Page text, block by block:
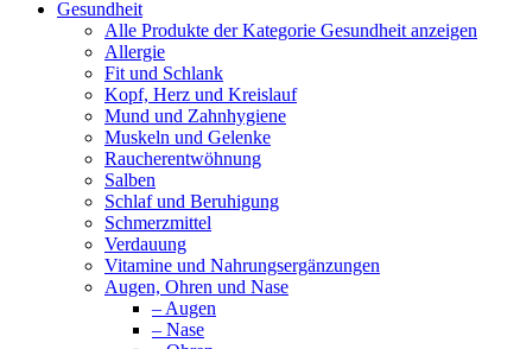
Gesundheit
Alle Produkte der Kategorie Gesundheit anzeigen
Allergie
Fit und Schlank
Kopf, Herz und Kreislauf
Mund und Zahnhygiene
Muskeln und Gelenke
Raucherentwöhnung
Salben
Schlaf und Beruhigung
Schmerzmittel
Verdauung
Vitamine und Nahrungsergänzungen
Augen, Ohren und Nase
– Augen
– Nase